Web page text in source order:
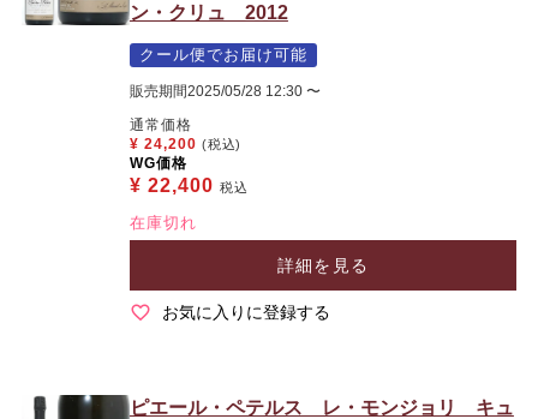
ン・クリュ 2012
クール便でお届け可能
販売期間2025/05/28 12:30 〜
通常価格
¥ 24,200 (税込)
WG価格
¥ 22,400 税込
在庫切れ
詳細を見る
お気に入りに登録する
ピエール・ペテルス レ・モンジョリ キュ